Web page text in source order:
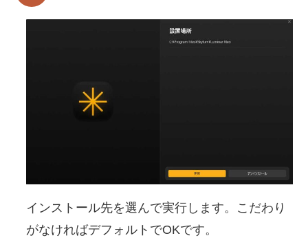
インストール先を選んで実行します。こだわり
がなければデフォルトでOKです。